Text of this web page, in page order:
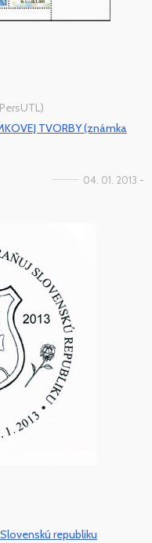
TVORBY (známka
04. 01. 2013 -
republiku